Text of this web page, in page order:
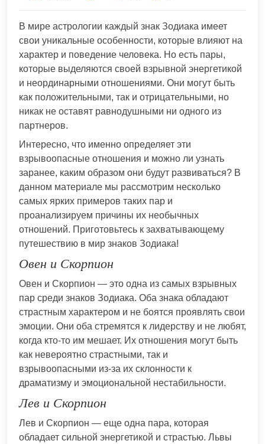
В мире астрологии каждый знак Зодиака имеет
свои уникальные особенности, которые влияют на
характер и поведение человека. Но есть пары,
которые выделяются своей взрывной энергетикой
и неординарными отношениями. Они могут быть
как положительными, так и отрицательными, но
никак не оставят равнодушными ни одного из
партнеров.
Интересно, что именно определяет эти
взрывоопасные отношения и можно ли узнать
заранее, каким образом они будут развиваться? В
данном материале мы рассмотрим несколько
самых ярких примеров таких пар и
проанализируем причины их необычных
отношений. Приготовьтесь к захватывающему
путешествию в мир знаков Зодиака!
Овен и Скорпион
Овен и Скорпион — это одна из самых взрывных
пар среди знаков Зодиака. Оба знака обладают
страстным характером и не боятся проявлять свои
эмоции. Они оба стремятся к лидерству и не любят,
когда кто-то им мешает. Их отношения могут быть
как невероятно страстными, так и
взрывоопасными из-за их склонности к
драматизму и эмоциональной нестабильности.
Лев и Скорпион
Лев и Скорпион — еще одна пара, которая
обладает сильной энергетикой и страстью. Львы